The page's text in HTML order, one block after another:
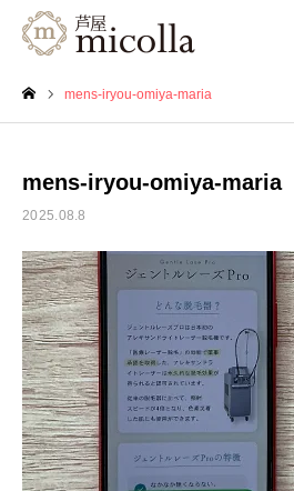
mens-iryou-omiya-maria
mens-iryou-omiya-maria
2025.08.8